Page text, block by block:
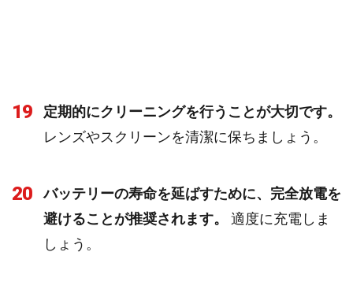
19
定期的にクリーニングを行うことが大切です。
レンズやスクリーンを清潔に保ちましょう。
20
バッテリーの寿命を延ばすために、完全放電を
避けることが推奨されます。
適度に充電しま
しょう。